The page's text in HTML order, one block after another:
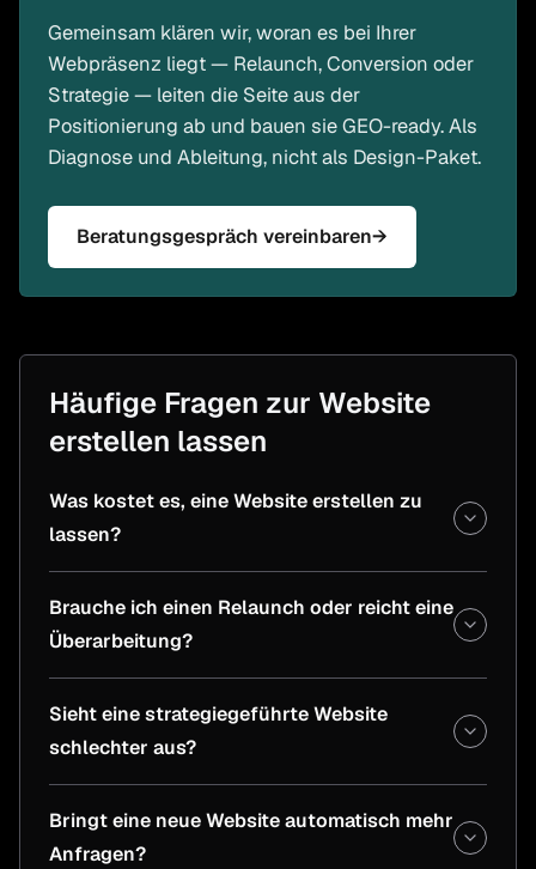
Gemeinsam klären wir, woran es bei Ihrer
Webpräsenz liegt — Relaunch, Conversion oder
Strategie — leiten die Seite aus der
Positionierung ab und bauen sie GEO-ready. Als
Diagnose und Ableitung, nicht als Design-Paket.
Beratungsgespräch vereinbaren→
Häufige Fragen zur Website
erstellen lassen
Was kostet es, eine Website erstellen zu
lassen?
Brauche ich einen Relaunch oder reicht eine
Überarbeitung?
Sieht eine strategiegeführte Website
schlechter aus?
Bringt eine neue Website automatisch mehr
Anfragen?